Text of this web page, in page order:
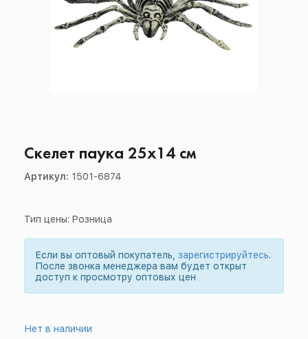
Скелет паука 25х14 см
Артикул: 1501-6874
Тип цены: Розница
Если вы оптовый покупатель, зарегистрируйтесь.
После звонка менеджера вам будет открыт
доступ к просмотру оптовых цен
Нет в наличии